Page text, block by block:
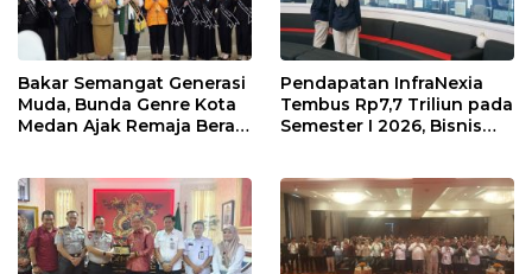
Bakar Semangat Generasi
Muda, Bunda Genre Kota
Medan Ajak Remaja Berani
Pendapatan InfraNexia
Tembus Rp7,7 Triliun pada
Semester I 2026, Bisnis